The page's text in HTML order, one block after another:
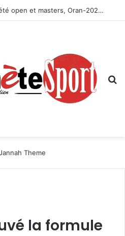
Championnat national d’été open et masters, Oran-2026 — Le CRB s’adjuge le titre
la formule